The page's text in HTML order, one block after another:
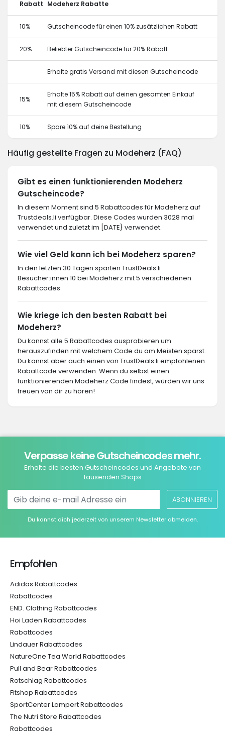
Rabatt Modeherz Rabatte
10% Gutscheincode für einen 10% zusätzlichen Rabatt
20% Beliebter Gutscheincode für 20% Rabatt
Erhalte gratis Versand mit diesen Gutscheincode
15%
Erhalte 15% Rabatt auf deinen gesamten Einkauf
mit diesem Gutscheincode
10% Spare 10% auf deine Bestellung
Häufig gestellte Fragen zu Modeherz (FAQ)
Gibt es einen funktionierenden Modeherz
Gutscheincode?
In diesem Moment sind 5 Rabattcodes für Modeherz auf
Trustdeals.li verfügbar. Diese Codes wurden 3028 mal
verwendet und zuletzt im [DATE} verwendet.
Wie viel Geld kann ich bei Modeherz sparen?
In den letzten 30 Tagen sparten TrustDeals.li
Besucher:innen 10 bei Modeherz mit 5 verschiedenen
Rabattcodes.
Wie kriege ich den besten Rabatt bei
Modeherz?
Du kannst alle 5 Rabattcodes ausprobieren um
herauszufinden mit welchem Code du am Meisten sparst.
Du kannst aber auch einen von TrustDeals.li empfohlenen
Rabattcode verwenden. Wenn du selbst einen
funktionierenden Modeherz Code findest, würden wir uns
freuen von dir zu hören!
Verpasse keine Gutscheincodes mehr.
Erhalte die besten Gutscheincodes und Angebote von
tausenden Shops
ABONNIEREN
Du kannst dich jederzeit von unserem Newsletter abmelden.
Empfohlen
Adidas Rabattcodes
Rabattcodes
END. Clothing Rabattcodes
Hoi Laden Rabattcodes
Rabattcodes
Lindauer Rabattcodes
NatureOne Tea World Rabattcodes
Pull and Bear Rabattcodes
Rotschlag Rabattcodes
Fitshop Rabattcodes
SportCenter Lampert Rabattcodes
The Nutri Store Rabattcodes
Rabattcodes